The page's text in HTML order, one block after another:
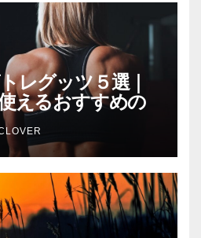
レグッツ５選｜
えるおすすめの
ご紹介